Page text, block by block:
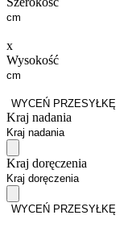
x
Wysokość
WYCEŃ PRZESYŁKĘ
Kraj nadania
Kraj doręczenia
WYCEŃ PRZESYŁKĘ